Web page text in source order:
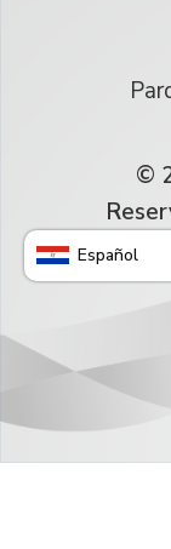
©
Español